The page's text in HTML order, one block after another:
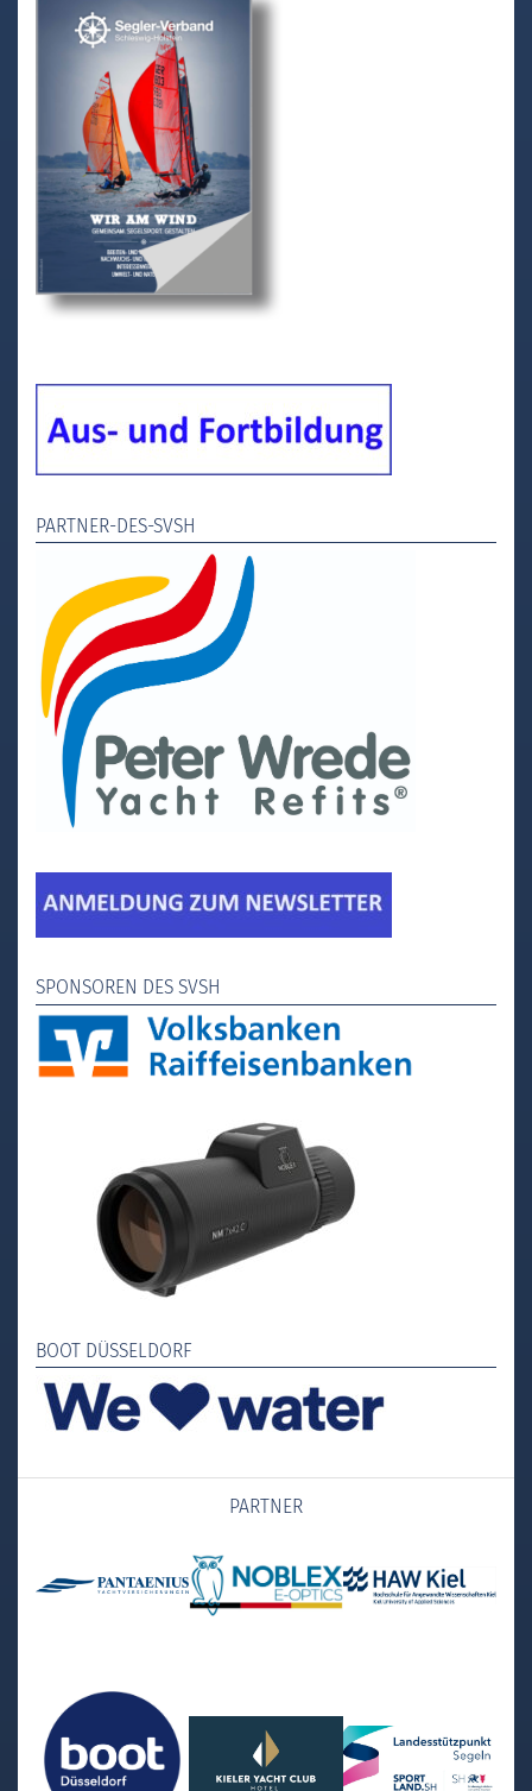
PARTNER-DES-SVSH
SPONSOREN DES SVSH
BOOT DÜSSELDORF
PARTNER